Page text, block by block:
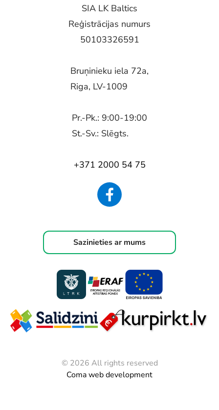
SIA LK Baltics
Reģistrācijas numurs
50103326591
Bruņinieku iela 72a,
Riga, LV-1009
Pr.-Pk.: 9:00-19:00
St.-Sv.: Slēgts.
+371 2000 54 75
Sazinieties ar mums
© 2026 All rights reserved
Coma web development